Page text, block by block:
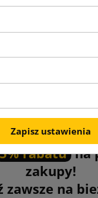
1,80 zł
o
rabatu na
zakupy!
zawsze na
Zapisz ustawienia